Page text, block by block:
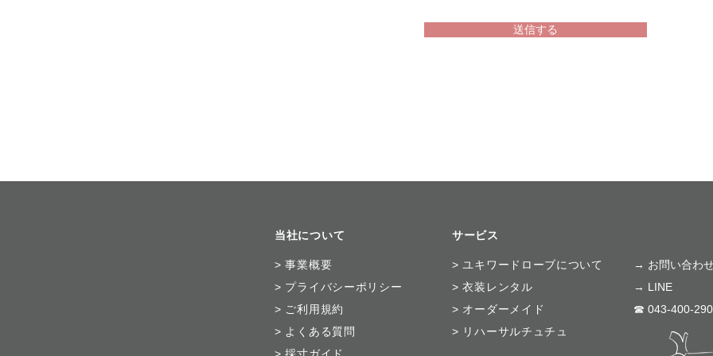
送信する
当社について
>​事業概要
> ​プライバシーポリシー
> ご利用規約
> よくある質問
サービス
> ユキワードローブについて
>衣装レンタル
> オーダーメイド
> リハーサルチュチュ​
​→ お問い合わ
→ LINE
☎ 043-400-